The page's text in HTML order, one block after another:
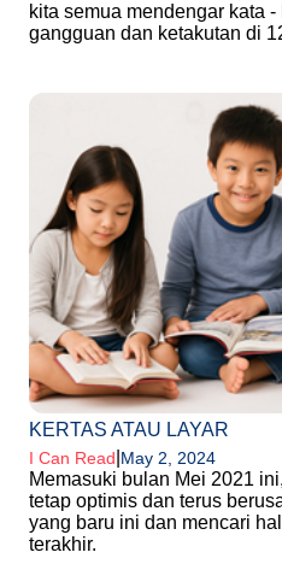
kita semua mendengar kata
gangguan dan ketakutan di
KERTAS ATAU LAYAR
I Can Read May 2, 2024
Memasuki bulan Mei 2021
tetap optimis dan terus
yang baru ini dan mencari
terakhir.